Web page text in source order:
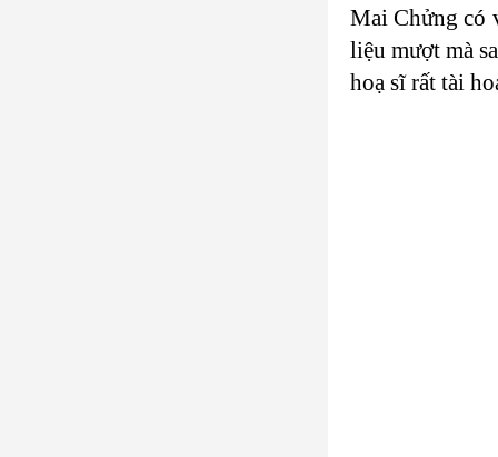
Mai Chửng có
liệu mượt mà
hoạ sĩ rất tài